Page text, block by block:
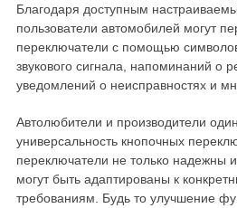
Благодаря доступным
пользователи автомобилей могут
переключатели с помощью
звукового сигнала, напоминаний о
уведомлений о неисправностях и
Автолюбители и производители
универсальность кнопочных
переключатели не только надежны
могут быть адаптированы к
требованиям. Будь то улучшение